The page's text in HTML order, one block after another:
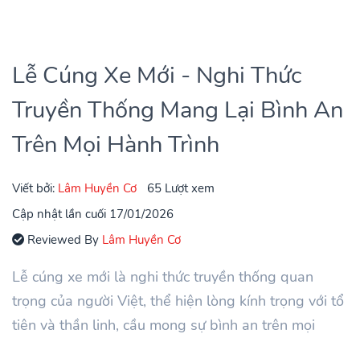
Lễ Cúng Xe Mới - Nghi Thức
Truyền Thống Mang Lại Bình An
Trên Mọi Hành Trình
Viết bởi: Lâm Huyền Cơ
65 Lượt xem
Cập nhật lần cuối 17/01/2026
Reviewed By Lâm Huyền Cơ
Lễ cúng xe mới là nghi thức truyền thống quan
trọng của người Việt, thể hiện lòng kính trọng với tổ
tiên và thần linh, cầu mong sự bình an trên mọi